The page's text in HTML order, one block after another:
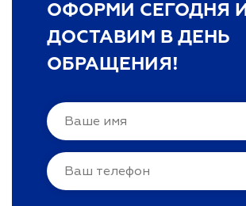
ОФОРМИ СЕГОДНЯ И
ДОСТАВИМ В ДЕНЬ
ОБРАЩЕНИЯ!